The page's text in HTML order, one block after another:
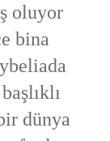
oluyor
bina
dünya